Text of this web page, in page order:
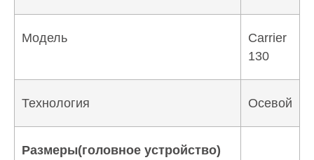
Модель
Carrier
130
Технология Осевой
Размеры(головное устройство)